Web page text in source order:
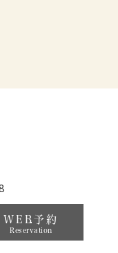
WEB予約
Reservation